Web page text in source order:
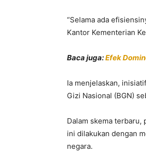
“Selama ada
Kantor Kementerian
Baca juga:Efek
Ia menjelaskan,
Gizi Nasional (BGN)
Dalam skema terbaru,
ini dilakukan dengan
negara.